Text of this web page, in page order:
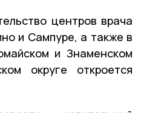
центров врача
и Сампуре, а также в
и Знаменском
округе откроется